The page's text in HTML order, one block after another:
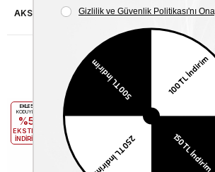
AKSESUAR ONARIMI
Benzer Ürünler
EKLE5
KODUYLA
%5
EKSTRA
İNDİRİM
İNDİRİM